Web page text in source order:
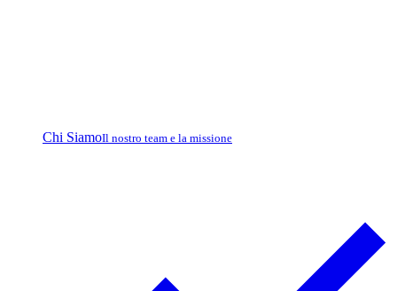
Chi SiamoIl nostro team e la missione